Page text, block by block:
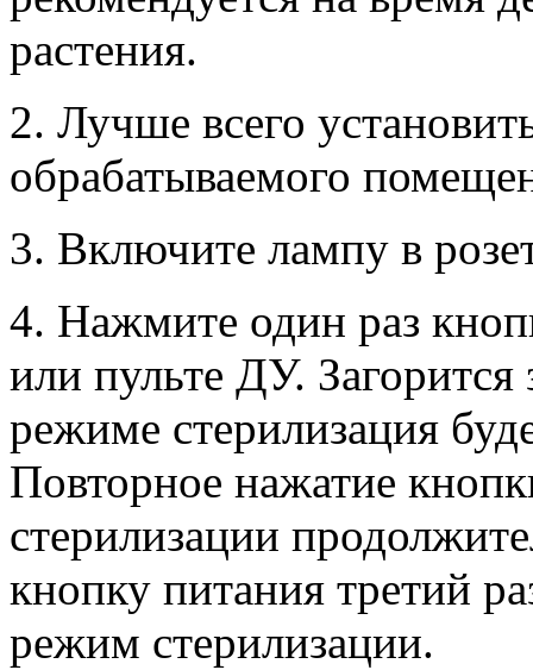
растения.
2. Лучше всего
обрабатываемого
3. Включите лампу в
4. Нажмите один раз
или пульте ДУ.
режиме стерилизация
Повторное нажатие
стерилизации
кнопку питания третий
режим стерилизации.